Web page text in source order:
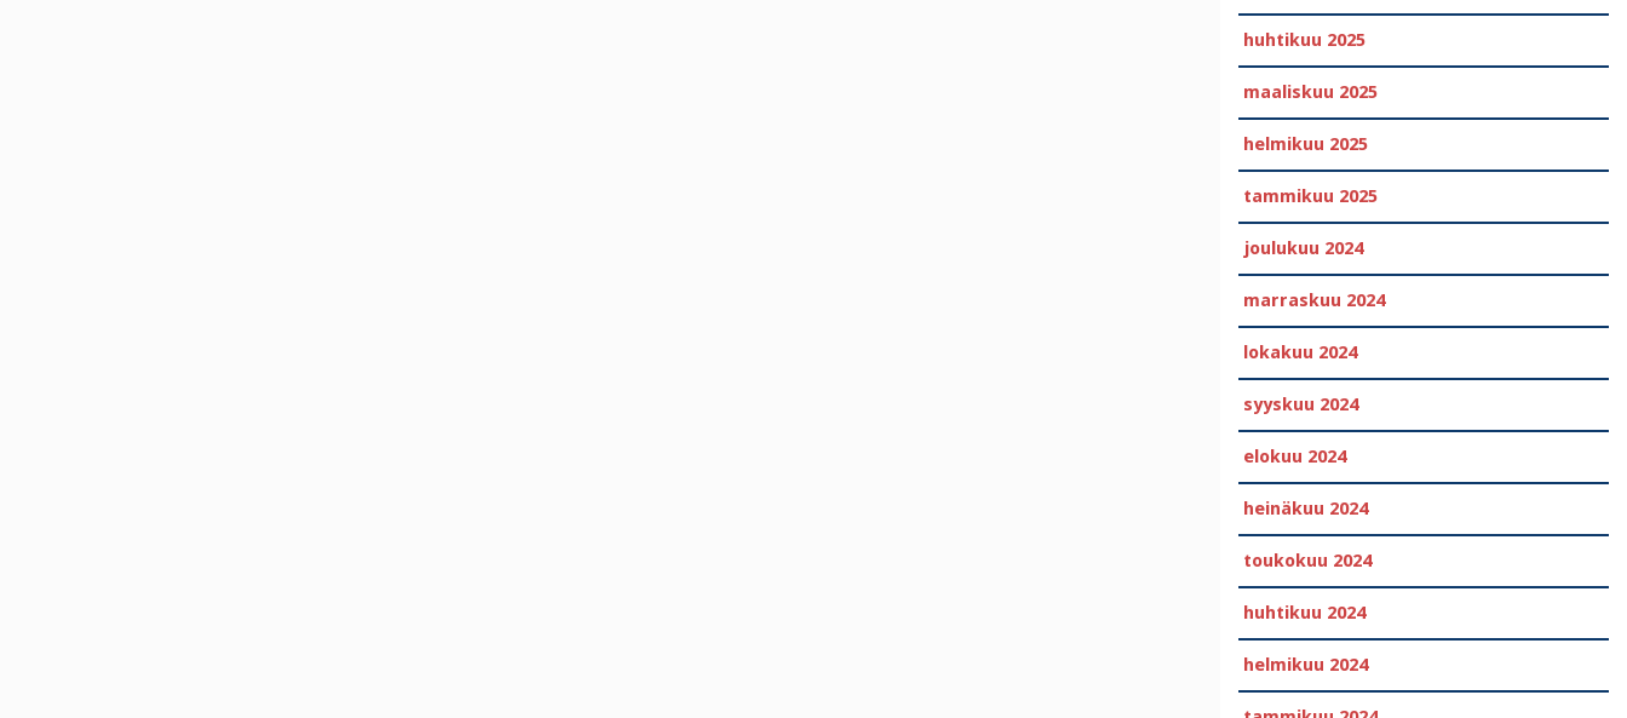
huhtikuu 2025
maaliskuu 2025
helmikuu 2025
tammikuu 2025
joulukuu 2024
marraskuu 2024
lokakuu 2024
syyskuu 2024
elokuu 2024
heinäkuu 2024
toukokuu 2024
huhtikuu 2024
helmikuu 2024